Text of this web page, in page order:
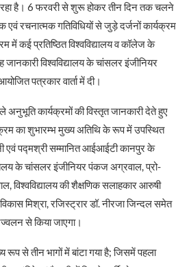
है। 6 फरवरी से शुरू होकर तीन दिन तक चलने
एवं रचनात्मक गतिविधियों से जुड़े दर्जनों कार्यक्रम
में कई प्रतिष्ठित विश्वविद्यालय व कॉलेज के
जानकारी विश्वविद्यालय के चांसलर इंजीनियर
पत्रकार वार्ता में दी।
अनुभूति कार्यक्रमों की विस्तृत जानकारी देते हुए
का शुभारम्भ मुख्य अतिथि के रूप में उपस्थित
एवं पद्मश्री सम्मानित आईआईटी कानपुर के
के चांसलर इंजीनियर पंकज अग्रवाल, प्रो-
विश्वविद्यालय की शैक्षणिक सलाहकार आरुषी
मिश्रा, रजिस्ट्रार डॉ. नीरजा जिन्दल समेत
से किया जाएगा।
रूप से तीन भागों में बांटा गया है; जिसमें पहला